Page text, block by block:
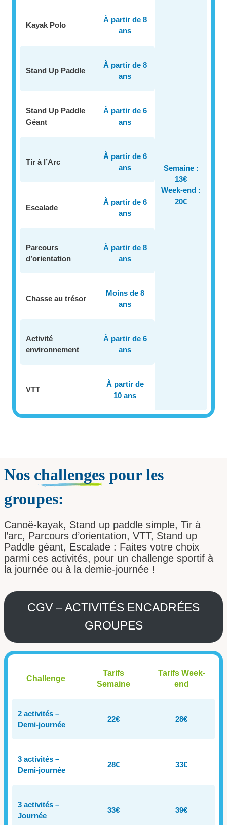
Semaine :
13€
Week-end :
20€
Kayak Polo
À partir de 8
ans
Stand Up Paddle
À partir de 8
ans
Stand Up Paddle
Géant
À partir de 6
ans
Tir à l’Arc
À partir de 6
ans
Escalade
À partir de 6
ans
Parcours
d’orientation
À partir de 8
ans
Chasse au trésor
Moins de 8
ans
Activité
environnement
À partir de 6
ans
VTT
À partir de
10 ans
Nos challenges pour les
groupes:
Canoë-kayak, Stand up paddle simple, Tir à
l’arc, Parcours d’orientation, VTT, Stand up
Paddle géant, Escalade : Faites votre choix
parmi ces activités, pour un challenge sportif à
la journée ou à la demie-journée !
CGV – ACTIVITÉS ENCADRÉES
GROUPES
Challenge
Tarifs
Semaine
Tarifs Week-
end
2 activités –
Demi-journée
22€ 28€
3 activités –
Demi-journée
28€ 33€
3 activités –
Journée
33€ 39€